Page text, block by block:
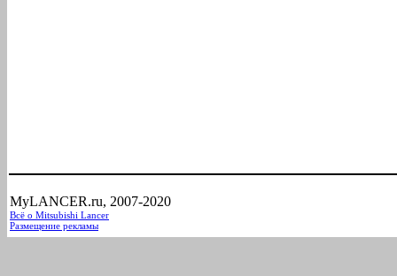
MyLANCER.ru, 2007-2020
Всё о Mitsubishi Lancer
Размещение рекламы